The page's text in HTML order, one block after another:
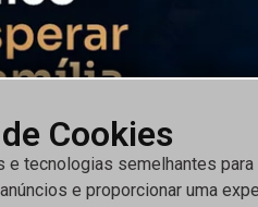
Cookies
e tecnologias semelhantes para
e proporcionar uma